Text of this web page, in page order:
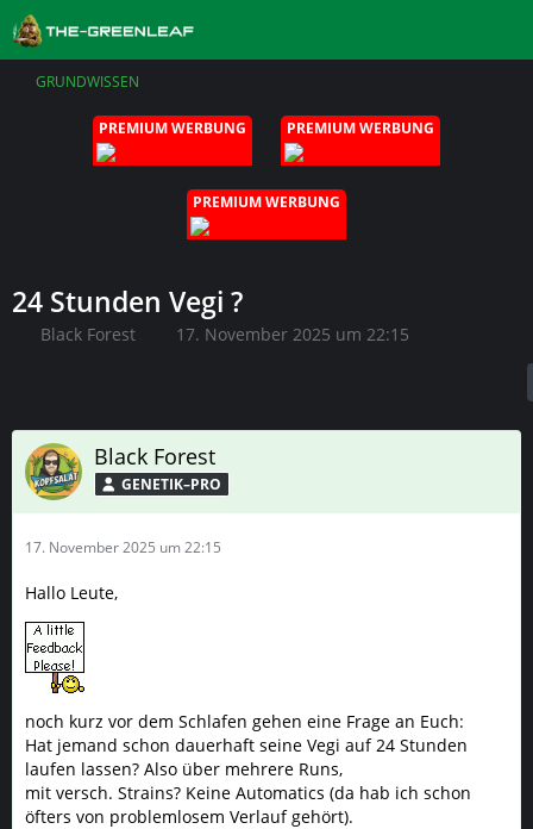
GRUNDWISSEN
PREMIUM WERBUNG PREMIUM WERBUNG
PREMIUM WERBUNG
24 Stunden Vegi ?
Black Forest 17. November 2025 um 22:15
Black Forest
GENETIK–PRO
17. November 2025 um 22:15
Hallo Leute,
noch kurz vor dem Schlafen gehen eine Frage an Euch:
Hat jemand schon dauerhaft seine Vegi auf 24 Stunden
laufen lassen? Also über mehrere Runs,
mit versch. Strains? Keine Automatics (da hab ich schon
öfters von problemlosem Verlauf gehört).